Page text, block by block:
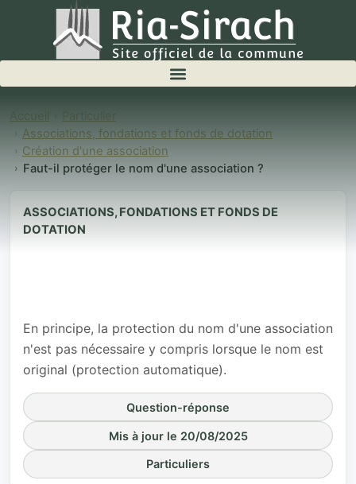
Accueil
Particulier
Associations, fondations et fonds de dotation
Création d'une association
Faut-il protéger le nom d'une association ?
ASSOCIATIONS, FONDATIONS ET FONDS DE
DOTATION
En principe, la protection du nom d'une association
n'est pas nécessaire y compris lorsque le nom est
original (protection automatique).
Question-réponse
Mis à jour le 20/08/2025
Particuliers